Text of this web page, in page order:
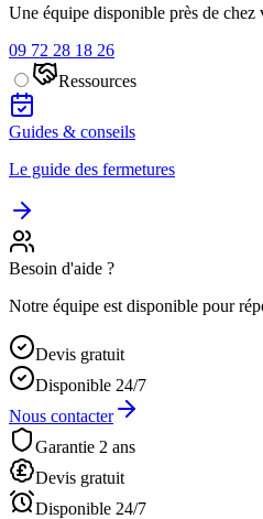
Une équipe disponible près de chez
09 72 28 18 26
Ressources
Guides & conseils
Le guide des fermetures
Besoin d'aide ?
Notre équipe est disponible pour
Devis gratuit
Disponible 24/7
Nous contacter
Garantie 2 ans
Devis gratuit
Disponible 24/7